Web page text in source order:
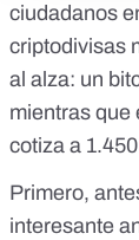
ciudadanos
criptodivisas
al alza: un
mientras que
cotiza a
Primero,
interesante